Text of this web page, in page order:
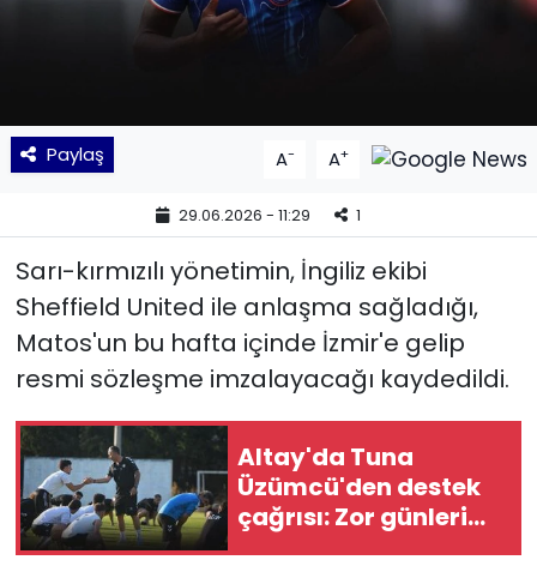
Paylaş A- A+
29.06.2026 - 11:29 1
Sarı-kırmızılı yönetimin, İngiliz ekibi
Sheffield United ile anlaşma sağladığı,
Matos'un bu hafta içinde İzmir'e gelip
resmi sözleşme imzalayacağı kaydedildi.
Altay'da Tuna
Üzümcü'den destek
çağrısı: Zor günleri
geride bırakacağız
Siyaset
TEKNOLOJİ
YEREL POLİTİKA
YEREL YÖNETİMLER